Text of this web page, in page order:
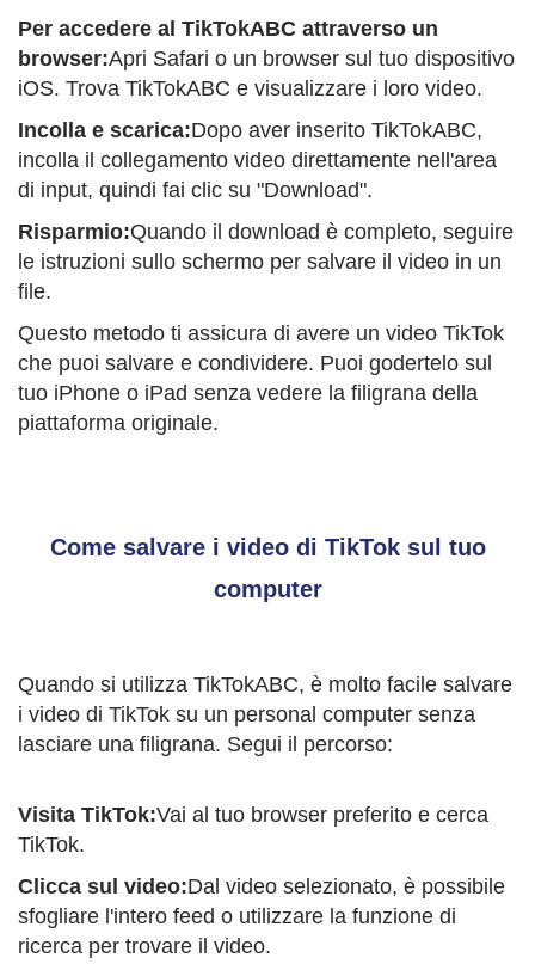
Per accedere al TikTokABC attraverso un
browser:Apri Safari o un browser sul tuo dispositivo
iOS. Trova TikTokABC e visualizzare i loro video.
Incolla e scarica:Dopo aver inserito TikTokABC,
incolla il collegamento video direttamente nell'area
di input, quindi fai clic su "Download".
Risparmio:Quando il download è completo, seguire
le istruzioni sullo schermo per salvare il video in un
file.
Questo metodo ti assicura di avere un video TikTok
che puoi salvare e condividere. Puoi godertelo sul
tuo iPhone o iPad senza vedere la filigrana della
piattaforma originale.
Come salvare i video di TikTok sul tuo
computer
Quando si utilizza TikTokABC, è molto facile salvare
i video di TikTok su un personal computer senza
lasciare una filigrana. Segui il percorso:
Visita TikTok:Vai al tuo browser preferito e cerca
TikTok.
Clicca sul video:Dal video selezionato, è possibile
sfogliare l'intero feed o utilizzare la funzione di
ricerca per trovare il video.